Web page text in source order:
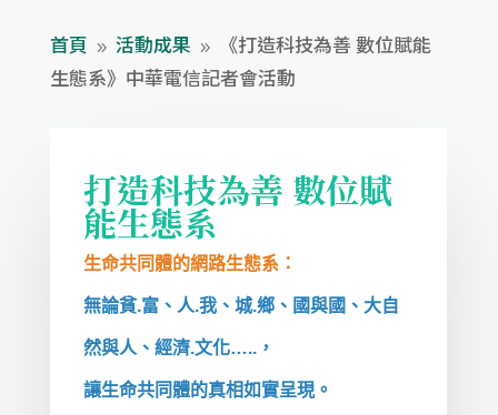
首頁 9 活動成果 9
《打造科技為善 數位賦能
生態系》中華電信記者會活動
打造科技為善 數位賦
能生態系
生命共同體的網路生態系：
無論貧.富、人.我、城.鄉、國與國、大自
然與人、經濟.文化…..，
讓生命共同體的真相如實呈現。